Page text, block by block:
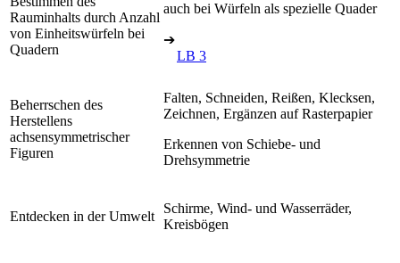
Rauminhalts durch Anzahl
von Einheitswürfeln bei
Quadern
auch bei Würfeln als spezielle Quader
➔
LB 3
Beherrschen des
Herstellens
achsensymmetrischer
Figuren
Falten, Schneiden, Reißen, Klecksen,
Zeichnen, Ergänzen auf Rasterpapier
Erkennen von Schiebe- und
Drehsymmetrie
Entdecken in der Umwelt
Schirme, Wind- und Wasserräder,
Kreisbögen